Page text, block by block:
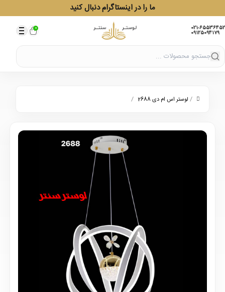
ما را در اینستاگرام دنبال کنید
021-65536452
09125094179
0
/ لوستر اس ام دی 2688 /